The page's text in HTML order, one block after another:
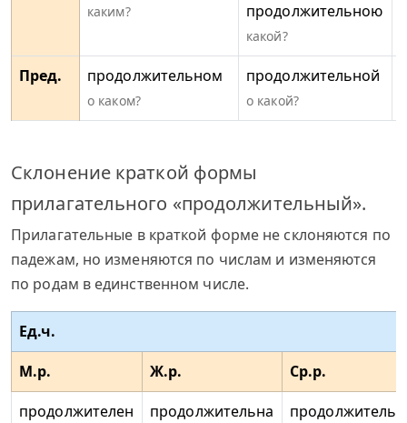
каким?
продолжительною
какой?
Пред. продолжительном
о каком?
продолжительной
о какой?
Склонение краткой формы
прилагательного «продолжительный».
Прилагательные в краткой форме не склоняются по
падежам, но изменяются по числам и изменяются
по родам в единственном числе.
Ед.ч.
М.р.
Ж.р.
Ср.р.
продолжителен
продолжительна